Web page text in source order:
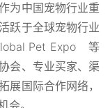
为中国宠物行业重
跃于全球宠物行业
Pet Expo
等
会、专业买家、渠
展国际合作网络，